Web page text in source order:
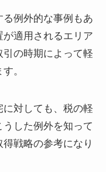
例外的な事例もあ
適用されるエリア
の時期によって軽
。
対しても、税の軽
した例外を知って
戦略の参考になり